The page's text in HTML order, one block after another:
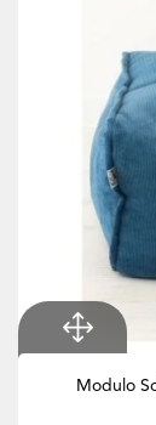
Modulo